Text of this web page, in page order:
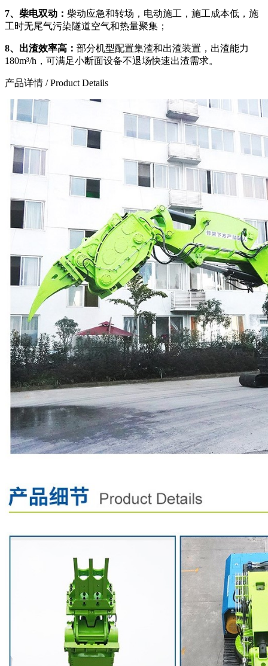
7、柴电双动： 柴动应急和转场，电动施工，施工成本低，施
工时无尾气污染隧道空气和热量聚集；
8、出渣效率高： 部分机型配置集渣和出渣装置，出渣能力
180m³/h，可满足小断面设备不退场快速出渣需求。
产品详情 / Product Details